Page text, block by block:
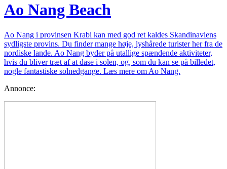
Ao Nang Beach
Ao Nang i provinsen Krabi kan med god ret kaldes Skandinaviens
sydligste provins. Du finder mange høje, lyshårede turister her fra de
nordiske lande. Ao Nang byder på utallige spændende aktiviteter,
hvis du bliver træt af at dase i solen, og, som du kan se på billedet,
nogle fantastiske solnedgange. Læs mere om Ao Nang.
Annonce: